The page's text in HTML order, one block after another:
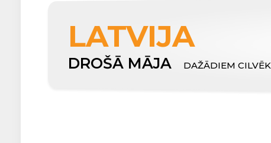
LATVIJA
DROŠĀ MĀJA DAŽĀDIEM